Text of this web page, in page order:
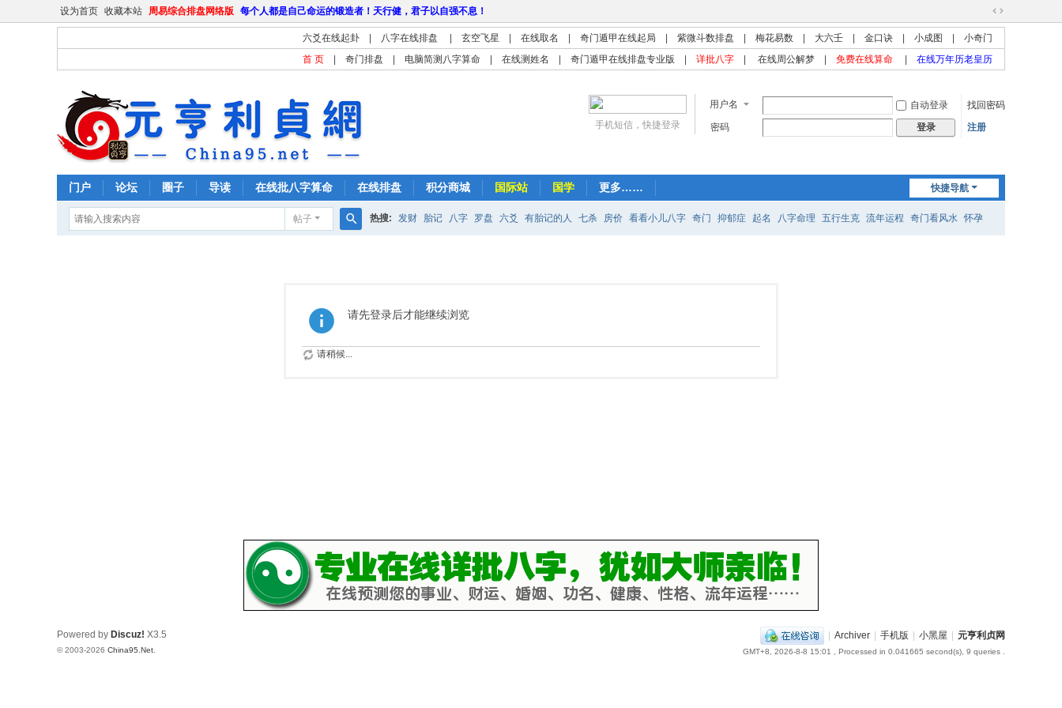
设为首页 收藏本站 周易综合排盘网络版 每个人都是自己命运的锻造者！天行健，君子以自强不息！
切
换
到
宽
六爻在线起卦 八字在线排盘 玄空飞星 在线取名 奇门遁甲在线起局 紫微斗数排盘 梅花易数 大六壬 金口诀 小成图
小奇门
首 页
奇门排盘 电脑简测八字算命 在线测姓名 奇门遁甲在线排盘专业版 详批八字 在线周公解梦 免费在线算命 在线万年历老皇历
用户名 自动登录
找回密码
密码
登录 注册
手机短信，快捷登录
快捷导航
门户 论坛 圈子 导读 在线批八字算命 在线排盘 积分商城 国际站 国学 更多……
帖子 热搜: 发财 胎记 八字 罗盘 六爻 有胎记的人 七杀 房价 看看小儿八字 奇门 抑郁症 起名 八字命理 五行生克 流年运程 奇门看风水 怀孕
请先登录后才能继续浏览
请稍候...
| Archiver | 手机版 | 小黑屋 | 元亨利贞网
GMT+8, 2026-8-8 15:01 , Processed in 0.041665 second(s), 9 queries .
Powered by Discuz! X3.5
© 2003-2026 China95.Net